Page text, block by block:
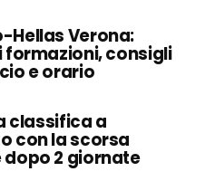
Hellas Verona:
formazioni, consigli
e orario
classifica a
con la scorsa
2 giornate